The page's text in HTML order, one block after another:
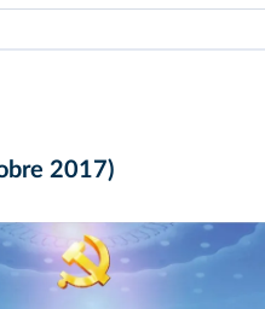
2017)